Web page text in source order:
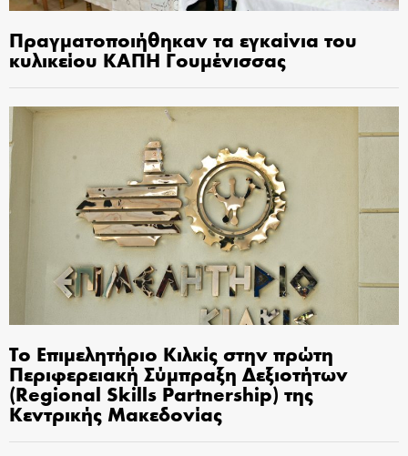
Πραγματοποιήθηκαν τα εγκαίνια του
κυλικείου ΚΑΠΗ Γουμένισσας
Το Επιμελητήριο Κιλκίς στην πρώτη
Περιφερειακή Σύμπραξη Δεξιοτήτων
(Regional Skills Partnership) της
Κεντρικής Μακεδονίας